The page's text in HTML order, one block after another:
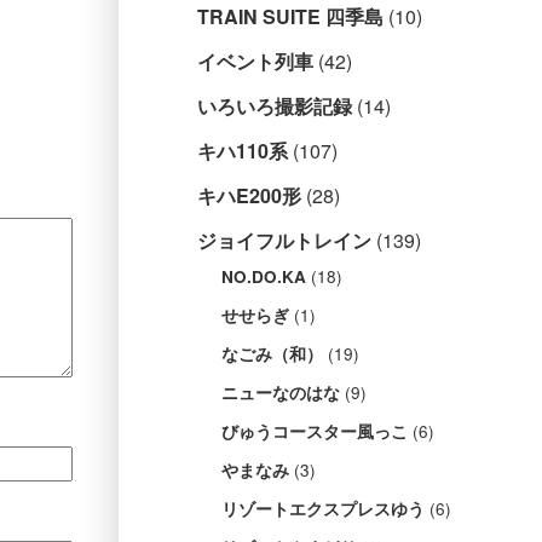
TRAIN SUITE 四季島 (10)
イベント列車 (42)
いろいろ撮影記録(14)
キハ110系(107)
キハE200形 (28)
ジョイフルトレイン (139)
NO.DO.KA (18)
せせらぎ (1)
なごみ（和） (19)
ニューなのはな (9)
びゅうコースター風っこ (6)
やまなみ (3)
リゾートエクスプレスゆう (6)